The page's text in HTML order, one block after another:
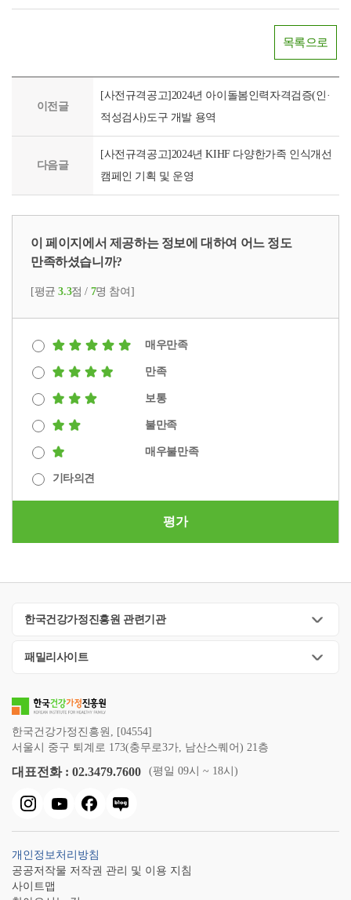
목록으로
이전글
[사전규격공고]2024년 아이돌봄인력자격검증(인·
적성검사)도구 개발 용역
다음글
[사전규격공고]2024년 KIHF 다양한가족 인식개선
캠페인 기획 및 운영
이 페이지에서 제공하는 정보에 대하여 어느 정도
만족하셨습니까?
[평균3.3점 / 7명 참여]
매우만족
만족
보통
불만족
매우불만족
기타의견
평가
한국건강가정진흥원 관련기관
패밀리사이트
한국건강가정진흥원, [04554]
서울시 중구 퇴계로 173(충무로3가, 남산스퀘어) 21층
대표전화 : 02.3479.7600 (평일 09시 ~ 18시)
개인정보처리방침
공공저작물 저작권 관리 및 이용 지침
사이트맵